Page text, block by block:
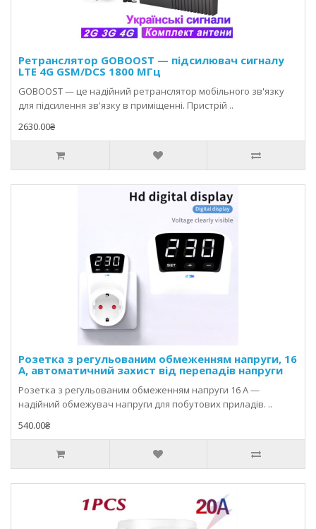
Ретранслятор GOBOOST — підсилювач сигналу
LTE 4G GSM/DCS 1800 МГц
GOBOOST — це надійний ретранслятор мобільного зв'язку
для підсилення зв'язку в приміщенні. Пристрій ..
2630.00₴
Розетка з регульованим обмеженням напруги, 16
А, автоматичний захист від перепадів напруги
Розетка з регульованим обмеженням напруги 16 А —
надійний обмежувач напруги для побутових приладів. ..
540.00₴